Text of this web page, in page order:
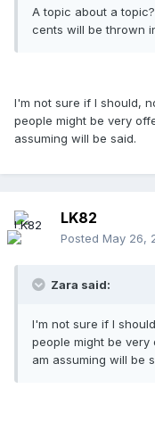
A topic about a
cents will be thrown
I'm not sure if I should,
people might be very
assuming will be said.
LK82
Posted May 26,
Zara said:
I'm not sure if I
people might be very
am assuming will be